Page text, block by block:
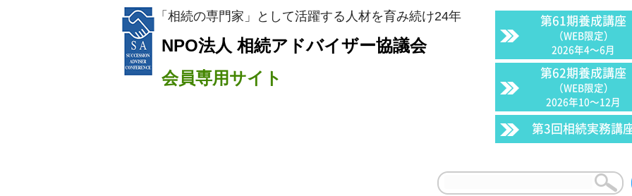
「相続の専門家」として活躍する人材を育み続け24年
NPO法人 相続アドバイザー協議会
会員専用サイト
第61期養成講座
（WEB限定）
2026年4〜6月
第62期養成講座
（WEB限定）
2026年10〜12月
第3回相続実務講